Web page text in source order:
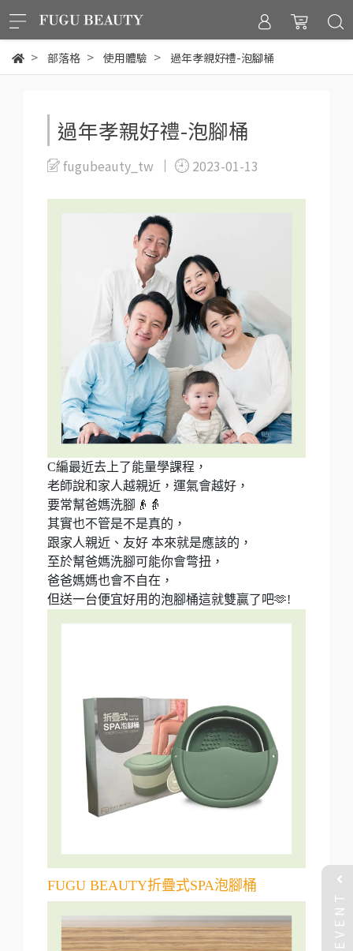
部落格 使用體驗 過年孝親好禮-泡腳桶
過年孝親好禮-泡腳桶
fugubeauty_tw 2023-01-13
C編最近去上了能量學課程，
老師說和家人越親近，運氣會越好，
要常幫爸媽洗腳👴👵
其實也不管是不是真的，
跟家人親近、友好 本來就是應該的，
至於幫爸媽洗腳可能你會彆扭，
爸爸媽媽也會不自在，
但送一台便宜好用的泡腳桶這就雙贏了吧🫶!
FUGU BEAUTY折疊式SPA泡腳桶 EVENT